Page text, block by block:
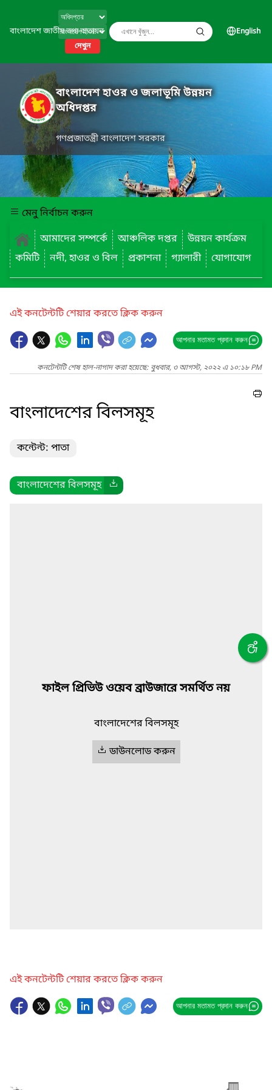
বাংলাদেশ জাতীয় তথ্য বাতায়ন
দেখুন
English
বাংলাদেশ হাওর ও জলাভূমি উন্নয়ন
অধিদপ্তর
গণপ্রজাতন্ত্রী বাংলাদেশ সরকার
মেনু নির্বাচন করুন
আমাদের সম্পর্কে
আঞ্চলিক দপ্তর
উন্নয়ন কার্যক্রম
কমিটি
নদী, হাওর ও বিল প্রকাশনা গ্যালারী যোগাযোগ
এই কনটেন্টটি শেয়ার করতে ক্লিক করুন
আপনার মতামত প্রদান করুন
কনটেন্টটি শেষ হাল-নাগাদ করা হয়েছে: বুধবার, ৩ আগস্ট, ২০২২ এ ১০:১৮ PM
বাংলাদেশের বিলসমূহ
কন্টেন্ট: পাতা
বাংলাদেশের বিলসমূহ
ফাইল প্রিভিউ ওয়েব ব্রাউজারে সমর্থিত নয়
বাংলাদেশের বিলসমূহ
ডাউনলোড করুন
এই কনটেন্টটি শেয়ার করতে ক্লিক করুন
আপনার মতামত প্রদান করুন